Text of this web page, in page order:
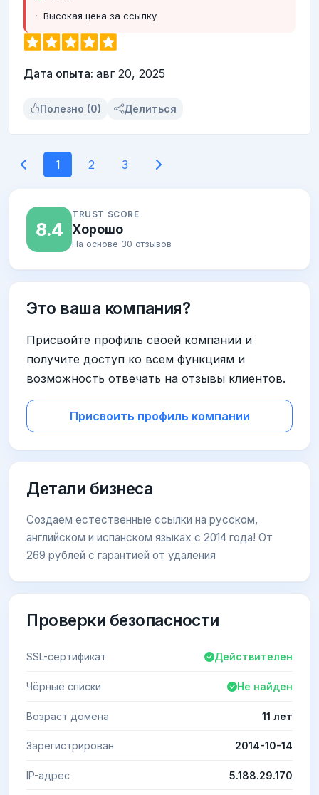
Высокая цена за ссылку
Дата опыта: авг 20, 2025
Полезно (0) Делиться
1 2 3
8.4
TRUST SCORE
Хорошо
На основе 30 отзывов
Это ваша компания?
Присвойте профиль своей компании и
получите доступ ко всем функциям и
возможность отвечать на отзывы клиентов.
Присвоить профиль компании
Детали бизнеса
Создаем естественные ссылки на русском,
английском и испанском языках с 2014 года! От
269 рублей с гарантией от удаления
Проверки безопасности
SSL-сертификат Действителен
Чёрные списки Не найден
Возраст домена 11 лет
Зарегистрирован 2014-10-14
IP-адрес 5.188.29.170